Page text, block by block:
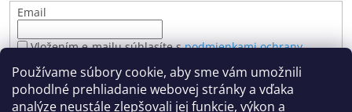
Používame súbory cookie, aby sme vám umožnili
pohodlné prehliadanie webovej stránky a vďaka
analýze neustále zlepšovali jej funkcie, výkon a
Email
Vložením e-mailu súhlasíte spodmienkami ochrany
PRIHLÁSIŤ SA